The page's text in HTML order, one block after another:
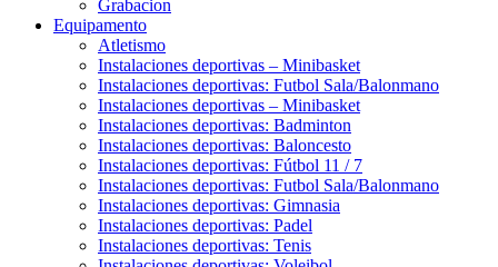
Grabacion
Equipamento
Atletismo
Instalaciones deportivas – Minibasket
Instalaciones deportivas: Futbol Sala/Balonmano
Instalaciones deportivas – Minibasket
Instalaciones deportivas: Badminton
Instalaciones deportivas: Baloncesto
Instalaciones deportivas: Fútbol 11 / 7
Instalaciones deportivas: Futbol Sala/Balonmano
Instalaciones deportivas: Gimnasia
Instalaciones deportivas: Padel
Instalaciones deportivas: Tenis